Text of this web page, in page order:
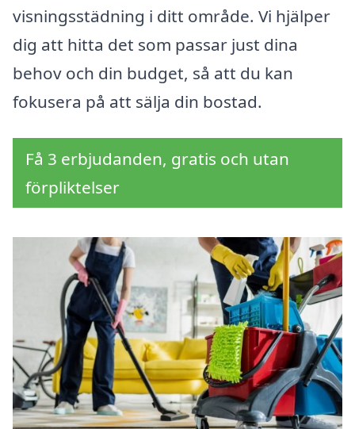
visningsstädning i ditt område. Vi hjälper
dig att hitta det som passar just dina
behov och din budget, så att du kan
fokusera på att sälja din bostad.
Få 3 erbjudanden, gratis och utan
förpliktelser